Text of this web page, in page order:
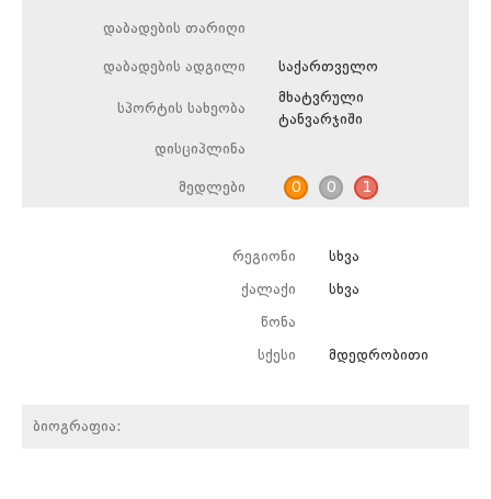
დაბადების თარიღი
დაბადების ადგილი საქართველო
სპორტის სახეობა
მხატვრული
ტანვარჯიში
დისციპლინა
მედლები 0 0 1
რეგიონი სხვა
ქალაქი სხვა
წონა
სქესი მდედრობითი
ბიოგრაფია: